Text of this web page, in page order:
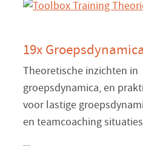
19x Groepsdynamica
Theoretische inzichten in
groepsdynamica, en
voor lastige
en teamcoaching